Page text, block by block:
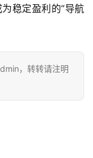
稳定盈利的“导航
，转转请注明